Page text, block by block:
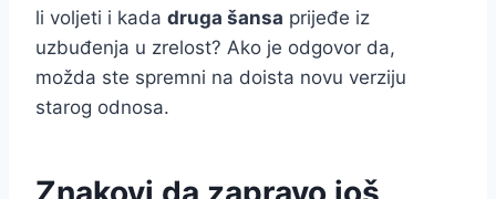
li voljeti i kada druga šansa prijeđe iz
uzbuđenja u zrelost? Ako je odgovor da,
možda ste spremni na doista novu verziju
starog odnosa.